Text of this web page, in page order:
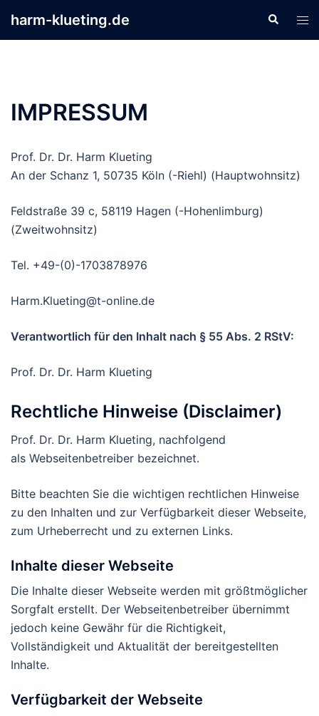
Inhalt
harm-klueting.de Suche
IMPRESSUM
Prof. Dr. Dr. Harm Klueting
An der Schanz 1, 50735 Köln (-Riehl) (Hauptwohnsitz)
Feldstraße 39 c, 58119 Hagen (-Hohenlimburg)
(Zweitwohnsitz)
Tel. +49-(0)-1703878976
Harm.Klueting@t-online.de
Verantwortlich für den Inhalt nach § 55 Abs. 2 RStV:
Prof. Dr. Dr. Harm Klueting
Rechtliche Hinweise (Disclaimer)
Prof. Dr. Dr. Harm Klueting, nachfolgend
als Webseitenbetreiber bezeichnet.
Bitte beachten Sie die wichtigen rechtlichen Hinweise
zu den Inhalten und zur Verfügbarkeit dieser Webseite,
zum Urheberrecht und zu externen Links.
Inhalte dieser Webseite
Die Inhalte dieser Webseite werden mit größtmöglicher
Sorgfalt erstellt. Der Webseitenbetreiber übernimmt
jedoch keine Gewähr für die Richtigkeit,
Vollständigkeit und Aktualität der bereitgestellten
Inhalte.
Verfügbarkeit der Webseite